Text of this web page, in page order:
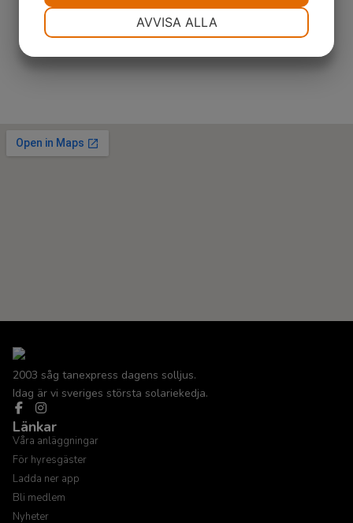
2003 såg tanexpress dagens solljus.
Idag är vi sveriges största solariekedja.
Länkar
Våra anläggningar
För hyresgäster
Ladda ner app
Bli medlem
Nyheter
AVVISA ALLA